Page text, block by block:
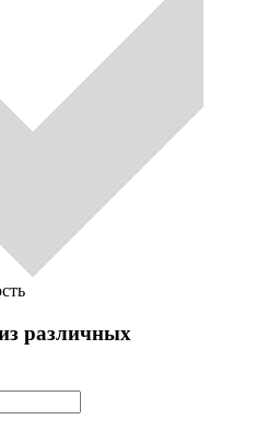
различных